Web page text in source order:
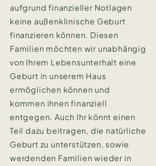
aufgrund finanzieller Notlagen
keine außenklinische Geburt
finanzieren können. Diesen
Familien möchten wir unabhängig
von Ihrem Lebensunterhalt eine
Geburt in unserem Haus
ermöglichen können und
kommen ihnen finanziell
entgegen. Auch Ihr könnt einen
Teil dazu beitragen, die natürliche
Geburt zu unterstützen, sowie
werdenden Familien wieder in